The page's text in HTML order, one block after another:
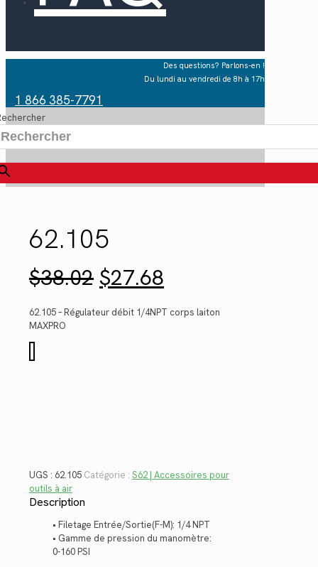
Des questions? Parlons-en !
Du lundi au vendredi de 8h à 17h
1 866 385-7791
62.105
$38.02 Le
prix
initial
était :
$27.68prix
actuel
est :
62.105 – Régulateur débit 1/4NPT corps laiton
MAXPRO
de
UGS : 62.105 Catégorie : S62 | Accessoires pour
outils à air
Description
• Filetage Entrée/Sortie(F-M): 1/4 NPT
• Gamme de pression du manomètre:
0-160 PSI